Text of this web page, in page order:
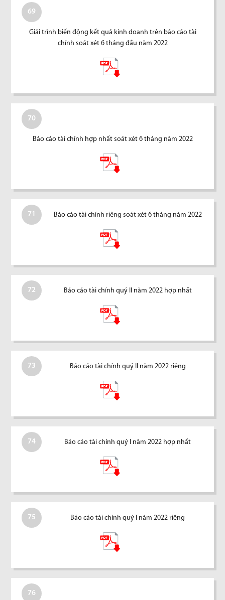
69
Giải trình biến động kết quả kinh doanh trên báo cáo tài
chính soát xét 6 tháng đầu năm 2022
70
Báo cáo tài chính hợp nhất soát xét 6 tháng năm 2022
71 Báo cáo tài chính riêng soát xét 6 tháng năm 2022
72 Báo cáo tài chính quý II năm 2022 hợp nhất
73 Báo cáo tài chính quý II năm 2022 riêng
74 Báo cáo tài chính quý I năm 2022 hợp nhất
75 Báo cáo tài chính quý I năm 2022 riêng
76